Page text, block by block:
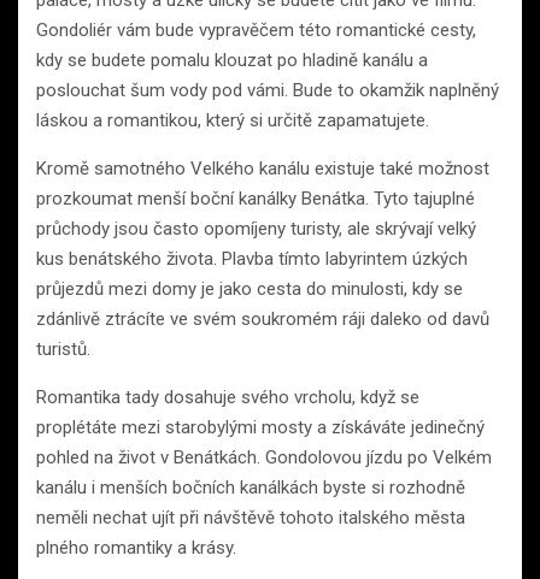
Gondoliér vám bude vypravěčem této romantické cesty,
kdy se budete pomalu klouzat po hladině kanálu a
poslouchat šum vody pod vámi. Bude to okamžik naplněný
láskou a romantikou, který si určitě zapamatujete.
Kromě samotného Velkého kanálu existuje také možnost
prozkoumat menší boční kanálky Benátka. Tyto tajuplné
průchody jsou často opomíjeny turisty, ale skrývají velký
kus benátského života. Plavba tímto labyrintem úzkých
průjezdů mezi domy je jako cesta do minulosti, kdy se
zdánlivě ztrácíte ve svém soukromém ráji daleko od davů
turistů.
Romantika tady dosahuje svého vrcholu, když se
proplétáte mezi starobylými mosty a získáváte jedinečný
pohled na život v Benátkách. Gondolovou jízdu po Velkém
kanálu i menších bočních kanálkách byste si rozhodně
neměli nechat ujít při návštěvě tohoto italského města
plného romantiky a krásy.